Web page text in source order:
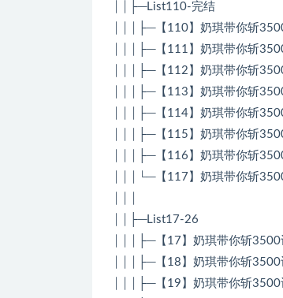
││├─List110-完结
│││├─【110】奶琪带你斩
│││├─【111】奶琪带你斩
│││├─【112】奶琪带你斩
│││├─【113】奶琪带你斩
│││├─【114】奶琪带你斩
│││├─【115】奶琪带你斩
│││├─【116】奶琪带你斩
│││└─【117】奶琪带你斩
││├─List17-26
│││├─【17】奶琪带你斩3500
│││├─【18】奶琪带你斩3500
│││├─【19】奶琪带你斩3500